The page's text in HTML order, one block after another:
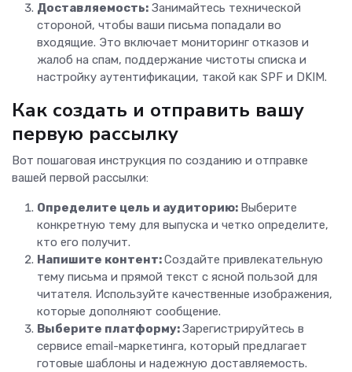
Доставляемость: Занимайтесь технической
стороной, чтобы ваши письма попадали во
входящие. Это включает мониторинг отказов и
жалоб на спам, поддержание чистоты списка и
настройку аутентификации, такой как SPF и DKIM.
Как создать и отправить вашу
первую рассылку
Вот пошаговая инструкция по созданию и отправке
вашей первой рассылки:
Определите цель и аудиторию: Выберите
конкретную тему для выпуска и четко определите,
кто его получит.
Напишите контент:Создайте привлекательную
тему письма и прямой текст с ясной пользой для
читателя. Используйте качественные изображения,
которые дополняют сообщение.
Выберите платформу:Зарегистрируйтесь в
сервисе email-маркетинга, который предлагает
готовые шаблоны и надежную доставляемость.